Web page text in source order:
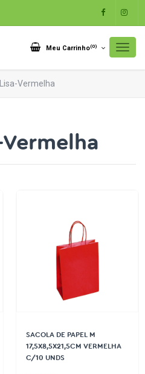
Meu Carrinho(0)
Vermelha
SACOLA DE PAPEL M
17,5X8,5X21,5CM VERMELHA
C/10 UNDS